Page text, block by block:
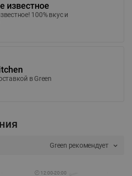
известное
100% вкус и
в Green
Green рекомендует
🕘 12:00-20:00